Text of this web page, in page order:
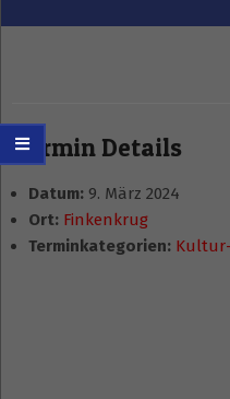
Termin Details
Datum: 9. März 2024
Ort: Finkenkrug
Terminkategorien: